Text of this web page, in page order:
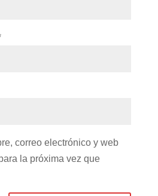
correo electrónico y web
la próxima vez que